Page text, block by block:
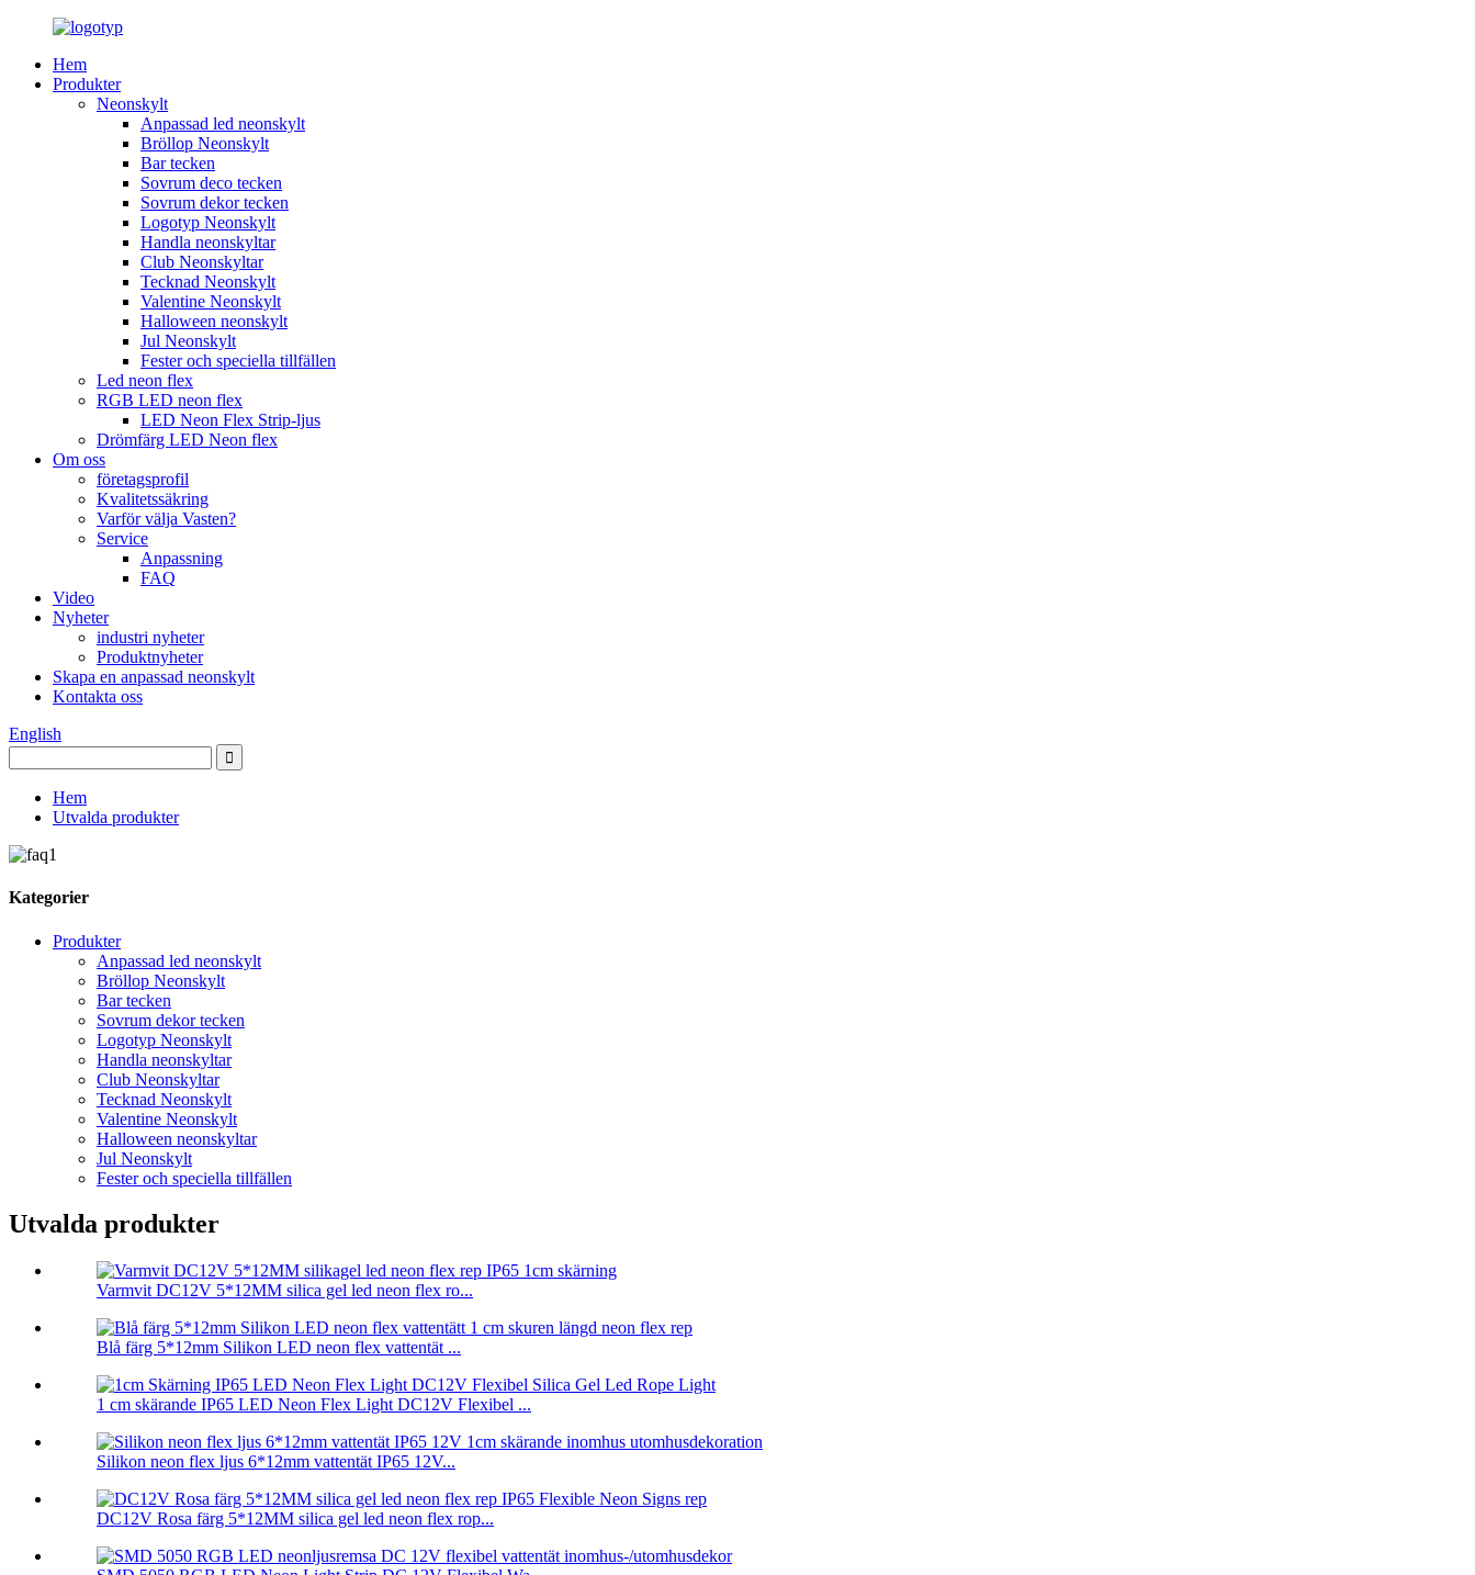
Hem
Produkter
Neonskylt
Anpassad led neonskylt
Bröllop Neonskylt
Bar tecken
Sovrum deco tecken
Sovrum dekor tecken
Logotyp Neonskylt
Handla neonskyltar
Club Neonskyltar
Tecknad Neonskylt
Valentine Neonskylt
Halloween neonskylt
Jul Neonskylt
Fester och speciella tillfällen
Led neon flex
RGB LED neon flex
LED Neon Flex Strip-ljus
Drömfärg LED Neon flex
Om oss
företagsprofil
Kvalitetssäkring
Varför välja Vasten?
Service
Anpassning
FAQ
Video
Nyheter
industri nyheter
Produktnyheter
Skapa en anpassad neonskylt
Kontakta oss
English
Hem
Utvalda produkter
Kategorier
Produkter
Anpassad led neonskylt
Bröllop Neonskylt
Bar tecken
Sovrum dekor tecken
Logotyp Neonskylt
Handla neonskyltar
Club Neonskyltar
Tecknad Neonskylt
Valentine Neonskylt
Halloween neonskyltar
Jul Neonskylt
Fester och speciella tillfällen
Utvalda produkter
Varmvit DC12V 5*12MM silica gel led neon flex ro...
Blå färg 5*12mm Silikon LED neon flex vattentät ...
1 cm skärande IP65 LED Neon Flex Light DC12V Flexibel ...
Silikon neon flex ljus 6*12mm vattentät IP65 12V...
DC12V Rosa färg 5*12MM silica gel led neon flex rop...